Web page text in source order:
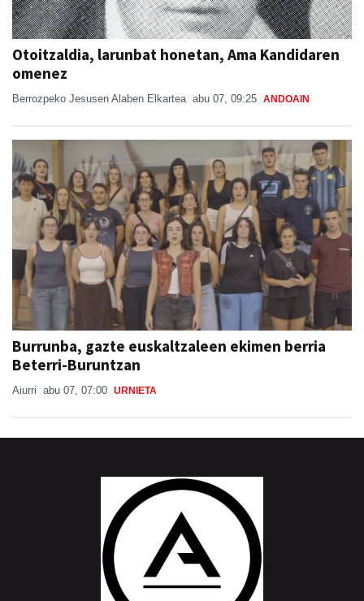
Otoitzaldia, larunbat honetan, Ama Kandidaren
omenez
Berrozpeko Jesusen Alaben Elkartea abu 07, 09:25 ANDOAIN
Burrunba, gazte euskaltzaleen ekimen berria
Beterri-Buruntzan
Aiurri abu 07, 07:00 URNIETA